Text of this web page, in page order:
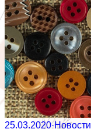
25.03.2020·Новости